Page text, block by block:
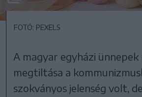
FOTÓ: PEXELS
A magyar egyházi ünnepek
megtiltása a
szokványos jelenség volt,